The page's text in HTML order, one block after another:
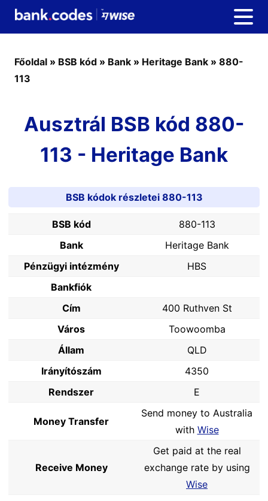
Főoldal » BSB kód » Bank » Heritage Bank » 880-
113
Ausztrál BSB kód 880-
113 - Heritage Bank
BSB kódok részletei 880-113
BSB kód
880-113
Bank
Heritage Bank
Pénzügyi intézmény
HBS
Bankfiók
Cím
400 Ruthven St
Város
Toowoomba
Állam
QLD
Irányítószám
4350
Rendszer
E
Money Transfer
Send money to Australia
with Wise
Receive Money
Get paid at the real
exchange rate by using
Wise